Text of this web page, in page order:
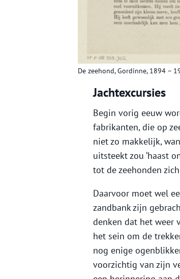
De zeehond, Gordinne, 1894 –
Jachtexcursies
Begin vorig eeuw
fabrikanten, die op
niet zo makkelijk,
uitsteekt zou ‘haast
tot de zeehonden
Daarvoor moet wel
zandbank zijn
denken dat het weer
het sein om de
nog enige
voorzichtig van zijn